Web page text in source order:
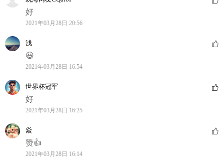
好
2021年03月28日 20:56
浅
😃
2021年03月28日 16:54
世界杯冠军
好
2021年03月28日 16:25
焱
赞👍
2021年03月28日 16:14